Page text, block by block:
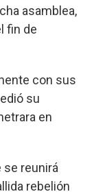
asamblea,
fin de
con sus
su
en
se reunirá
rebelión